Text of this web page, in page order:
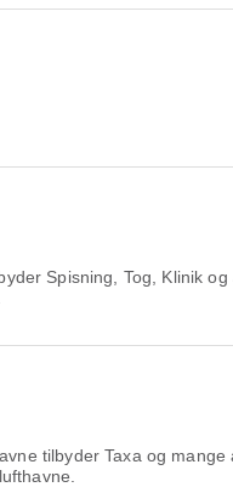
Spisning, Tog, Klinik
tilbyder Taxa og mange